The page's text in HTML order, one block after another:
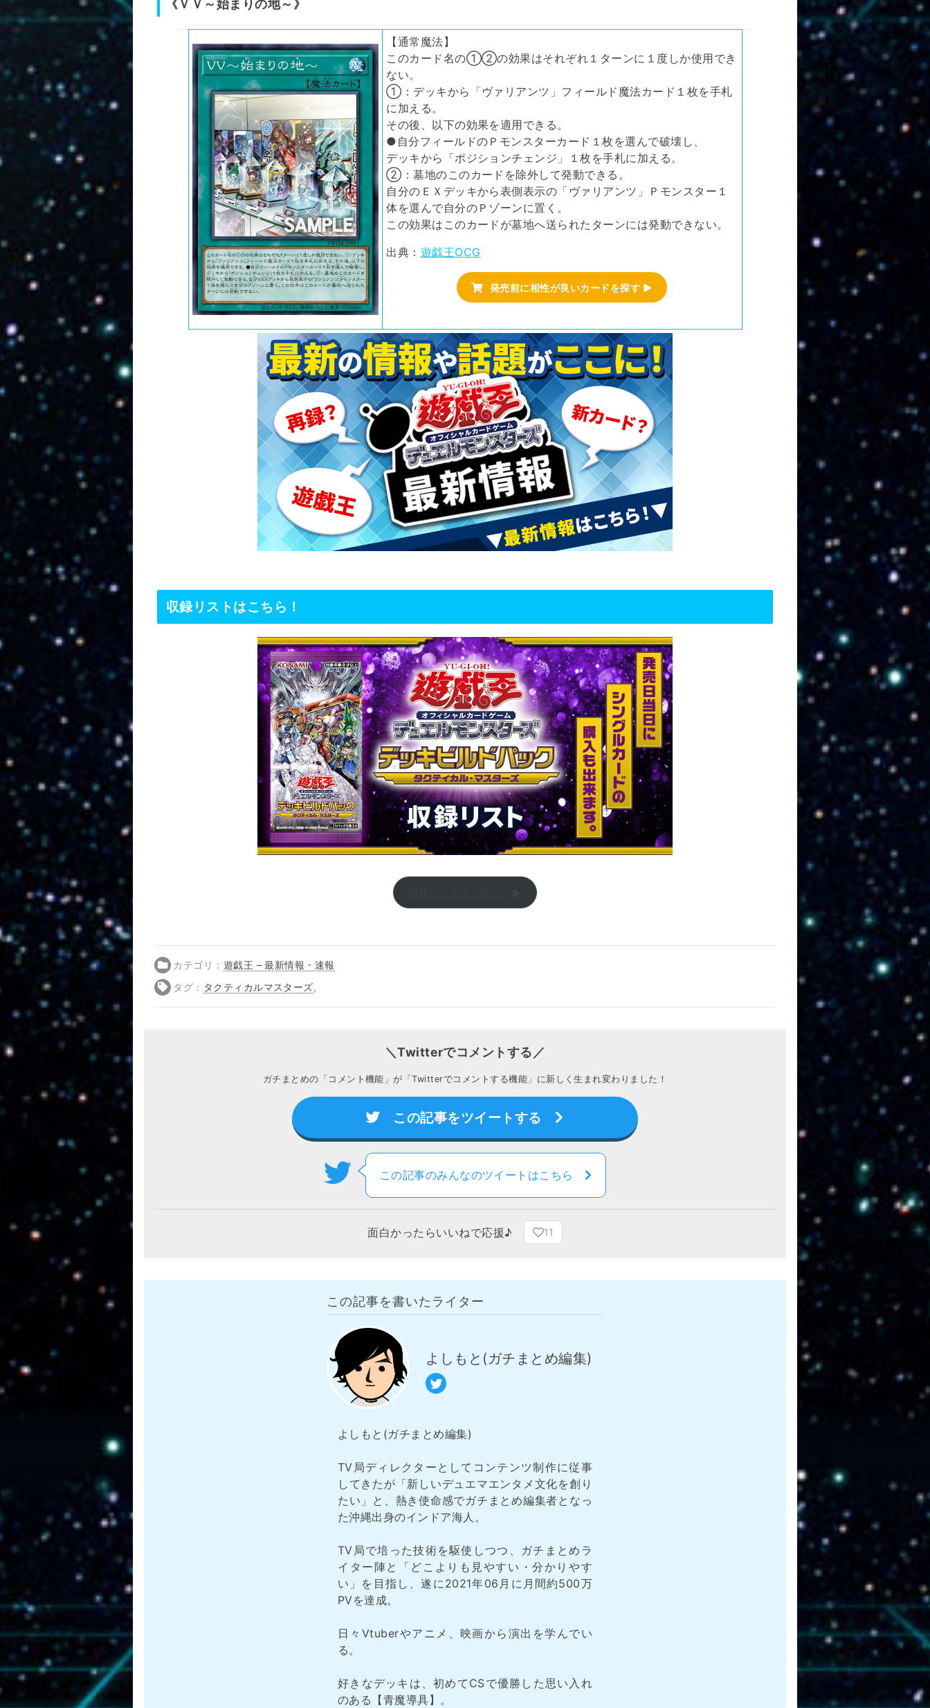
《ＶＶ～始まりの地～》
【通常魔法】
このカード名の①②の効果はそれぞれ１ターンに１度しか使用でき
ない。
①：デッキから「ヴァリアンツ」フィールド魔法カード１枚を手札
に加える。
その後、以下の効果を適用できる。
●自分フィールドのＰモンスターカード１枚を選んで破壊し、
デッキから「ポジションチェンジ」１枚を手札に加える。
②：墓地のこのカードを除外して発動できる。
自分のＥＸデッキから表側表示の「ヴァリアンツ」Ｐモンスター１
体を選んで自分のＰゾーンに置く。
この効果はこのカードが墓地へ送られたターンには発動できない。
出典： 遊戯王OCG
発売前に相性が良いカードを探す ▶
収録リストはこちら！
カテゴリ： 遊戯王 – 最新情報・速報
タグ： タクティカルマスターズ,
＼Twitterでコメントする／
ガチまとめの「コメント機能」が「Twitterでコメントする機能」に新しく生まれ変わりました！
この記事をツイートする
この記事のみんなのツイートはこちら
面白かったらいいねで応援♪ 11
この記事を書いたライター
よしもと(ガチまとめ編集)
よしもと(ガチまとめ編集)
TV局ディレクターとしてコンテンツ制作に従事
してきたが「新しいデュエマエンタメ文化を創り
たい」と、熱き使命感でガチまとめ編集者となっ
た沖縄出身のインドア海人。
TV局で培った技術を駆使しつつ、ガチまとめラ
イター陣と「どこよりも見やすい・分かりやす
い」を目指し、遂に2021年06月に月間約500万
PVを達成。
日々Vtuberやアニメ、映画から演出を学んでい
る。
好きなデッキは、初めてCSで優勝した思い入れ
のある【青魔導具】。